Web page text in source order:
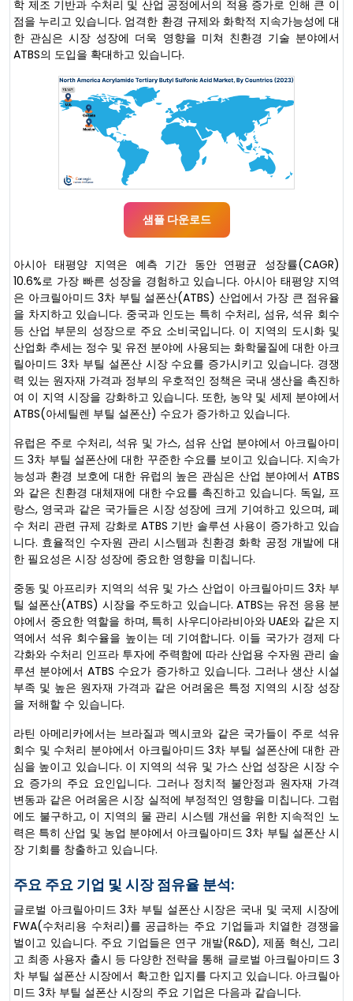
학 제조 기반과 수처리 및 산업 공정에서의 적용 증가로 인해 큰 이
점을 누리고 있습니다. 엄격한 환경 규제와 화학적 지속가능성에 대
한 관심은 시장 성장에 더욱 영향을 미쳐 친환경 기술 분야에서
ATBS의 도입을 확대하고 있습니다.
샘플 다운로드
아시아 태평양 지역은 예측 기간 동안 연평균 성장률(CAGR)
10.6%로 가장 빠른 성장을 경험하고 있습니다. 아시아 태평양 지역
은 아크릴아미드 3차 부틸 설폰산(ATBS) 산업에서 가장 큰 점유율
을 차지하고 있습니다. 중국과 인도는 특히 수처리, 섬유, 석유 회수
등 산업 부문의 성장으로 주요 소비국입니다. 이 지역의 도시화 및
산업화 추세는 정수 및 유전 분야에 사용되는 화학물질에 대한 아크
릴아미드 3차 부틸 설폰산 시장 수요를 증가시키고 있습니다. 경쟁
력 있는 원자재 가격과 정부의 우호적인 정책은 국내 생산을 촉진하
여 이 지역 시장을 강화하고 있습니다. 또한, 농약 및 세제 분야에서
ATBS(아세틸렌 부틸 설폰산) 수요가 증가하고 있습니다.
유럽은 주로 수처리, 석유 및 가스, 섬유 산업 분야에서 아크릴아미
드 3차 부틸 설폰산에 대한 꾸준한 수요를 보이고 있습니다. 지속가
능성과 환경 보호에 대한 유럽의 높은 관심은 산업 분야에서 ATBS
와 같은 친환경 대체재에 대한 수요를 촉진하고 있습니다. 독일, 프
랑스, ​​영국과 같은 국가들은 시장 성장에 크게 기여하고 있으며, 폐
수 처리 관련 규제 강화로 ATBS 기반 솔루션 사용이 증가하고 있습
니다. 효율적인 수자원 관리 시스템과 친환경 화학 공정 개발에 대
한 필요성은 시장 성장에 중요한 영향을 미칩니다.
중동 및 아프리카 지역의 석유 및 가스 산업이 아크릴아미드 3차 부
틸 설폰산(ATBS) 시장을 주도하고 있습니다. ATBS는 유전 응용 분
야에서 중요한 역할을 하며, 특히 사우디아라비아와 UAE와 같은 지
역에서 석유 회수율을 높이는 데 기여합니다. 이들 국가가 경제 다
각화와 수처리 인프라 투자에 주력함에 따라 산업용 수자원 관리 솔
루션 분야에서 ATBS 수요가 증가하고 있습니다. 그러나 생산 시설
부족 및 높은 원자재 가격과 같은 어려움은 특정 지역의 시장 성장
을 저해할 수 있습니다.
라틴 아메리카에서는 브라질과 멕시코와 같은 국가들이 주로 석유
회수 및 수처리 분야에서 아크릴아미드 3차 부틸 설폰산에 대한 관
심을 높이고 있습니다. 이 지역의 석유 및 가스 산업 성장은 시장 수
요 증가의 주요 요인입니다. 그러나 정치적 불안정과 원자재 가격
변동과 같은 어려움은 시장 실적에 부정적인 영향을 미칩니다. 그럼
에도 불구하고, 이 지역의 물 관리 시스템 개선을 위한 지속적인 노
력은 특히 산업 및 농업 분야에서 아크릴아미드 3차 부틸 설폰산 시
장 기회를 창출하고 있습니다.
주요 주요 기업 및 시장 점유율 분석:
글로벌 아크릴아미드 3차 부틸 설폰산 시장은 국내 및 국제 시장에
FWA(수처리용 수처리)를 공급하는 주요 기업들과 치열한 경쟁을
벌이고 있습니다. 주요 기업들은 연구 개발(R&D), 제품 혁신, 그리
고 최종 사용자 출시 등 다양한 전략을 통해 글로벌 아크릴아미드 3
차 부틸 설폰산 시장에서 확고한 입지를 다지고 있습니다. 아크릴아
미드 3차 부틸 설폰산 시장의 주요 기업은 다음과 같습니다.